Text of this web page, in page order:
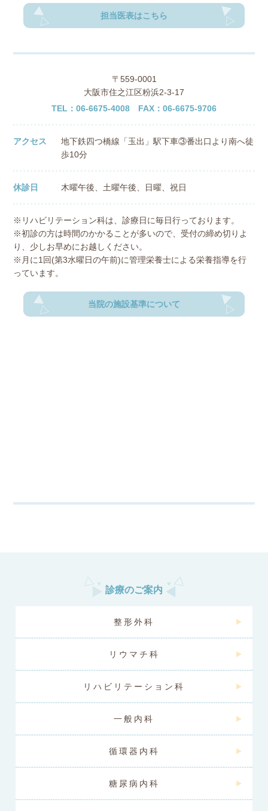
担当医表はこちら
〒559-0001
大阪市住之江区粉浜2-3-17
TEL：06-6675-4008 FAX：06-6675-9706
アクセス
地下鉄四つ橋線「玉出」駅下車③番出口より南へ徒
歩10分
休診日 木曜午後、土曜午後、日曜、祝日
※リハビリテーション科は、診療日に毎日行っております。
※初診の方は時間のかかることが多いので、受付の締め切りよ
り、少しお早めにお越しください。
※月に1回(第3水曜日の午前)に管理栄養士による栄養指導を行
っています。
当院の施設基準について
診療のご案内
整形外科
リウマチ科
リハビリテーション科
一般内科
循環器内科
糖尿病内科